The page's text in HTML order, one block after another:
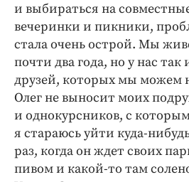
и выбираться на
вечеринки и пикники,
стала очень острой. Мы
почти два года, но у нас так
друзей, которых мы можем
Олег не выносит моих
и однокурсников, с
я стараюсь уйти куда-
раз, когда он ждет своих
пивом и какой-то там